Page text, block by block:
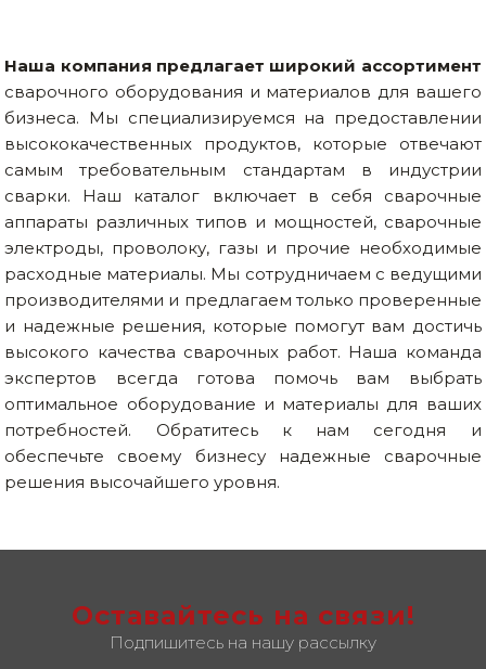
Наша компания предлагает широкий ассортимент
сварочного оборудования и материалов для вашего
бизнеса. Мы специализируемся на предоставлении
высококачественных продуктов, которые отвечают
самым требовательным стандартам в индустрии
сварки. Наш каталог включает в себя сварочные
аппараты различных типов и мощностей, сварочные
электроды, проволоку, газы и прочие необходимые
расходные материалы. Мы сотрудничаем с ведущими
производителями и предлагаем только проверенные
и надежные решения, которые помогут вам достичь
высокого качества сварочных работ. Наша команда
экспертов всегда готова помочь вам выбрать
оптимальное оборудование и материалы для ваших
потребностей. Обратитесь к нам сегодня и
обеспечьте своему бизнесу надежные сварочные
решения высочайшего уровня.
Оставайтесь на связи!
Подпишитесь на нашу рассылку